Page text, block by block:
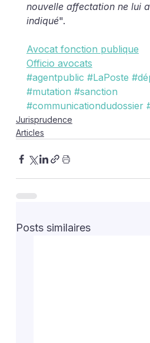
nouvelle affectation ne lui
indiqué".
Avocat fonction publique
Officio avocats
#agentpublic #LaPoste
#mutation #sanction
#communicationdudossier
Jurisprudence
Articles
Posts similaires